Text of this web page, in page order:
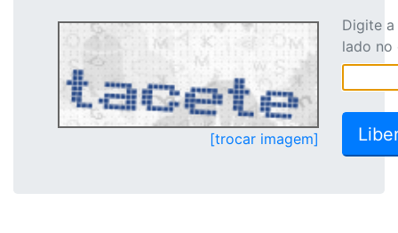
[trocar imagem]
Digite
lado no